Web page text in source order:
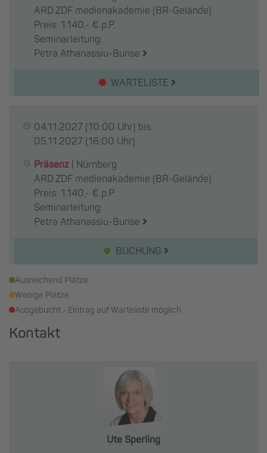
ARD.ZDF medienakademie (BR-Gelände)
Preis: 1.140,- € p.P.
Seminarleitung:
Petra Athanassiu-Bunse
WARTELISTE
04.11.2027 (10:00 Uhr) bis
05.11.2027 (16:00 Uhr)
Präsenz
Nürnberg
ARD.ZDF medienakademie (BR-Gelände)
Preis: 1.140,- € p.P.
Seminarleitung:
Petra Athanassiu-Bunse
BUCHUNG
Ausreichend Plätze
Wenige Plätze
Ausgebucht - Eintrag auf Warteliste möglich
Kontakt
Ute Sperling